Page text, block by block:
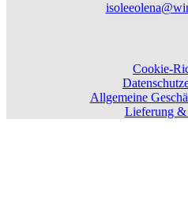
Cookie-
Allgemeine
Lieferung &